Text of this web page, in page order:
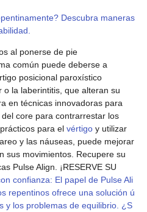
Descubra maneras
al ponerse de pie
común puede deberse a
posicional paroxístico
o la laberintitis, que alteran su
en técnicas innovadoras para
core para contrarrestar los
para el vértigo y utilizar
y las náuseas, puede mejorar
sus movimientos. Recupere su
Pulse Align. ¡RESERVE SU
confianza: El papel de Pulse Ali
repentinos ofrece una solución ú
y los problemas de equilibrio. ¿S